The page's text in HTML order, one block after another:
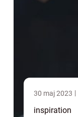
30 maj 2023
inspiration